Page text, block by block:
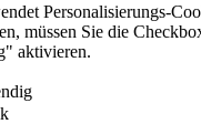
Personalisierungs-
müssen Sie die
aktivieren.